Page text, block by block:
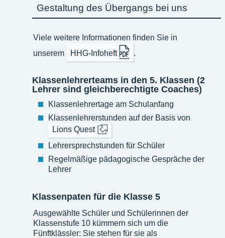
Gestaltung des Übergangs bei uns
Viele weitere Informationen finden Sie in
unserem
HHG-Infoheft .
Klassenlehrerteams in den 5. Klassen (2
Lehrer sind gleichberechtigte Coaches)
Klassenlehrertage am Schulanfang
Klassenlehrerstunden auf der Basis von
Lions Quest
Lehrersprechstunden für Schüler
Regelmäßige pädagogische Gespräche der
Lehrer
Klassenpaten für die Klasse 5
Ausgewählte Schüler und Schülerinnen der
Klassenstufe 10 kümmern sich um die
Fünftklässler: Sie stehen für sie als